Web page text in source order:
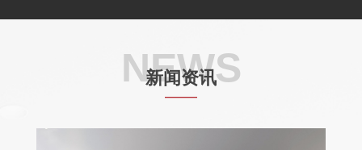
NEWS
新闻资讯
——